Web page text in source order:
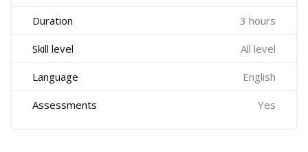
Duration 3 hours
Skill level All level
Language English
Assessments Yes